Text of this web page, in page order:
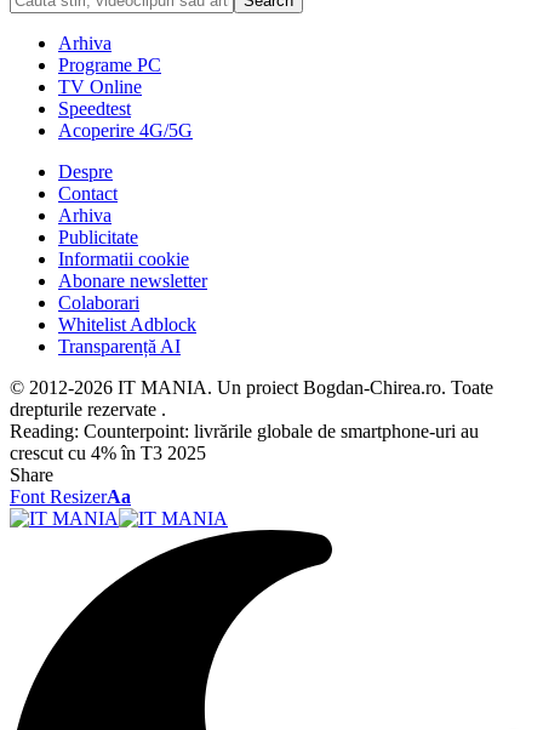
Arhiva
Programe PC
TV Online
Speedtest
Acoperire 4G/5G
Despre
Contact
Arhiva
Publicitate
Informatii cookie
Abonare newsletter
Colaborari
Whitelist Adblock
Transparență AI
© 2012-2026 IT MANIA. Un proiect Bogdan-Chirea.ro. Toate
drepturile rezervate .
Reading: Counterpoint: livrările globale de smartphone-uri au
crescut cu 4% în T3 2025
Share
Font ResizerAa